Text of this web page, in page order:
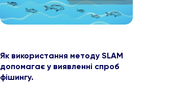
Як використання методу SLAM
допомагає у виявленні спроб
фішингу.